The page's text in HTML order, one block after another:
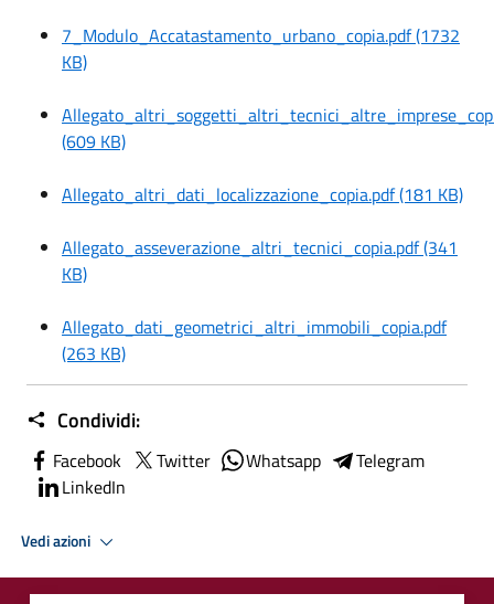
7_Modulo_Accatastamento_urbano_copia.pdf (1732
KB)
(609 KB)
Allegato_altri_dati_localizzazione_copia.pdf (181 KB)
Allegato_asseverazione_altri_tecnici_copia.pdf (341
KB)
Allegato_dati_geometrici_altri_immobili_copia.pdf
(263 KB)
Condividi:
Facebook Twitter Whatsapp
Telegram
LinkedIn
Vedi azioni